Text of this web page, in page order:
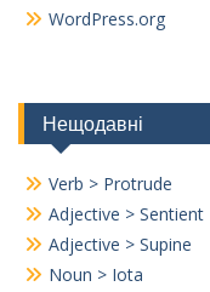
WordPress.org
Нещодавні
Verb > Protrude
Adjective > Sentient
Adjective > Supine
Noun > Iota